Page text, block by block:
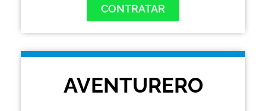
CONTRATAR
AVENTURERO